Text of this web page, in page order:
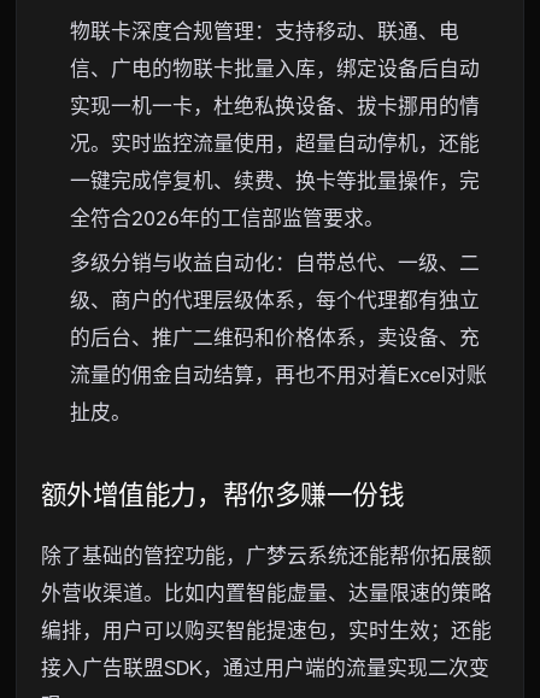
物联卡深度合规管理：支持移动、联通、电
信、广电的物联卡批量入库，绑定设备后自动
实现一机一卡，杜绝私换设备、拔卡挪用的情
况。实时监控流量使用，超量自动停机，还能
一键完成停复机、续费、换卡等批量操作，完
全符合2026年的工信部监管要求。
多级分销与收益自动化：自带总代、一级、二
级、商户的代理层级体系，每个代理都有独立
的后台、推广二维码和价格体系，卖设备、充
流量的佣金自动结算，再也不用对着Excel对账
扯皮。
额外增值能力，帮你多赚一份钱
除了基础的管控功能，广梦云系统还能帮你拓展额
外营收渠道。比如内置智能虚量、达量限速的策略
编排，用户可以购买智能提速包，实时生效；还能
接入广告联盟SDK，通过用户端的流量实现二次变